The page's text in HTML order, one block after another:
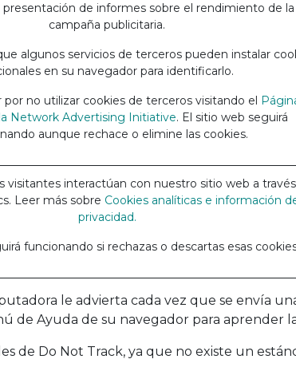
presentación de informes sobre el rendimiento de la
campaña publicitaria.
algunos servicios de terceros pueden instalar
en su navegador para identificarlo.
no utilizar cookies de terceros visitando el
Network Advertising Initiative. El sitio web seguirá
aunque rechace o elimine las cookies.
visitantes interactúan con nuestro sitio web a
Leer más sobre Cookies analíticas e información
privacidad.
funcionando si rechazas o descartas esas
le advierta cada vez que se envía
de Ayuda de su navegador para aprender
de Do Not Track, ya que no existe un